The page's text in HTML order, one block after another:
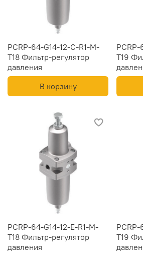
PCRP-64-G14-12-C-R1-M-
T18 Фильтр-регулятор
давления
В корзину
PCRP-
T19
PCRP-64-G14-12-E-R1-M-
T18 Фильтр-регулятор
давления
PCRP-
T19